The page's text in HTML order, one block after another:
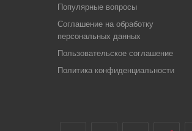
Популярные вопросы
Соглашение на обработку
персональных данных
Пользовательское соглашение
Политика конфиденциальности